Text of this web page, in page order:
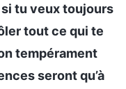
tu veux toujours
tout ce qui te
tempérament
seront qu’à